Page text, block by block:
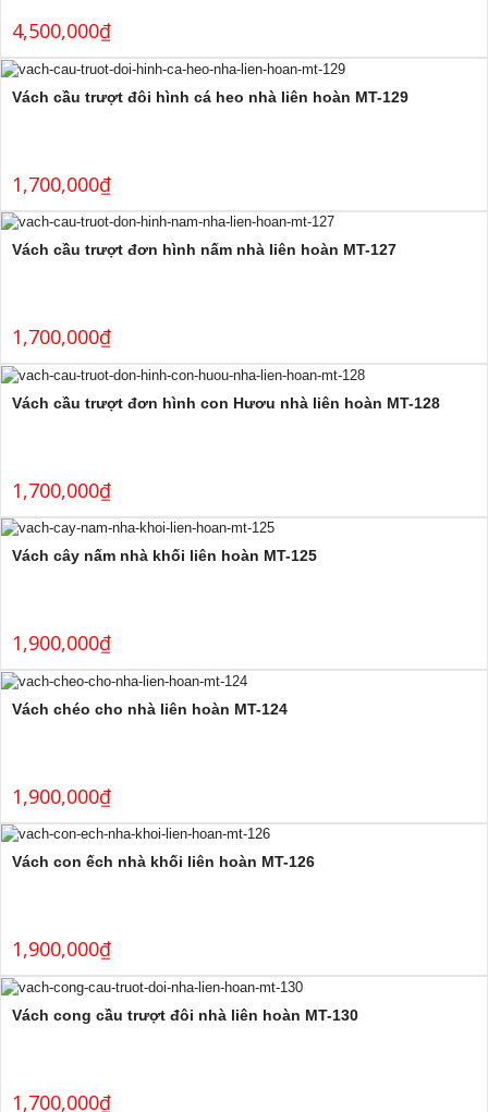
4,500,000₫
Vách cầu trượt đôi hình cá heo nhà liên hoàn MT-129
1,700,000₫
Vách cầu trượt đơn hình nấm nhà liên hoàn MT-127
1,700,000₫
Vách cầu trượt đơn hình con Hươu nhà liên hoàn MT-128
1,700,000₫
Vách cây nấm nhà khối liên hoàn MT-125
1,900,000₫
Vách chéo cho nhà liên hoàn MT-124
1,900,000₫
Vách con ếch nhà khối liên hoàn MT-126
1,900,000₫
Vách cong cầu trượt đôi nhà liên hoàn MT-130
1,700,000₫